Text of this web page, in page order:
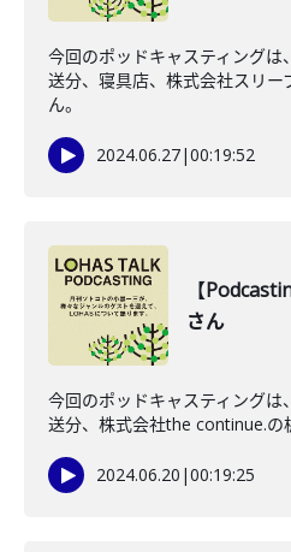
今回のポッドキャスティング
送分、寝具店、株式会社スリー
ん。
2024.06.27|00:19:52
【
さん
今回のポッドキャスティング
送分、株式会社the continue.の
2024.06.20 |00:19:25